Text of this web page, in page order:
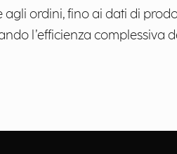
ordini, fino ai dati di
l’efficienza complessiva